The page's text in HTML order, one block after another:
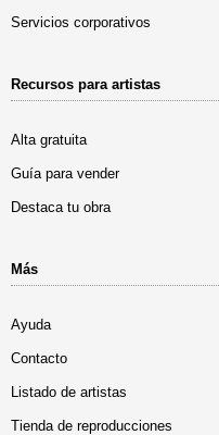
Servicios corporativos
Recursos para artistas
Alta gratuita
Guía para vender
Destaca tu obra
Más
Ayuda
Contacto
Listado de artistas
Tienda de reproducciones